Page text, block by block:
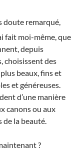
doute remarqué,
fait moi-même, que
depuis
choisissent des
beaux, fins et
et généreuses.
d’une manière
canons ou aux
la beauté.
?